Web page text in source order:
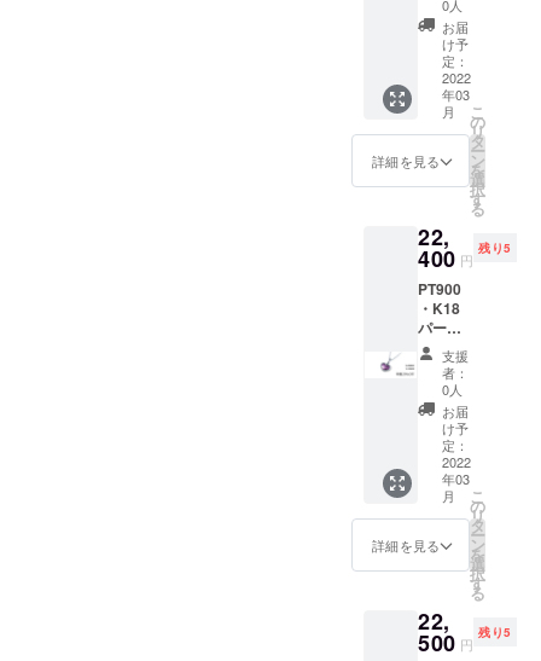
した理
由 ②ど
のよう
なデザ
インが
好きか
トK10
ネック
レス
（ペア
シェイ
プ） <
チェー
ンあり
＞ 【早
割価
20％OF
F 限定5
個（税
込・送
料込）
定価
28,000
欄に記
載お願
いした
いこと
①購入
した理
由 ②ど
のよう
なデザ
0人
お届
け予
定：
2022
年03
月
詳細を見る
こ
の
リ
タ
ー
ン
を
選
択
す
る
22,
400 円
残り5
PT900
・K18
パープ
ルゴー
ルドペ
ンダン
トK10
ネック
レス
（ハー
ト） ＜
チェー
ンあり
＞ 【早
割価
格】
F 限定5
個（税
込・送
支援
者：
0人
お届
け予
定：
2022
年03
月
詳細を見る
こ
の
リ
タ
ー
ン
を
選
択
す
る
22,
500 円
残り5